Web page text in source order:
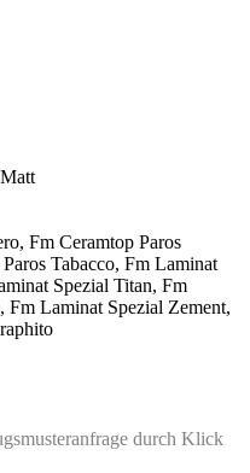
Fm Ceramtop Paros
Tabacco, Fm Laminat
Spezial Titan, Fm
Fm Laminat Spezial Zement,
durch Klick